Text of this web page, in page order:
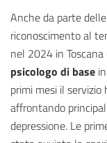
Anche da parte
riconoscimento al
nel 2024 in
psicologo di base
primi mesi il
affrontando
depressione. Le